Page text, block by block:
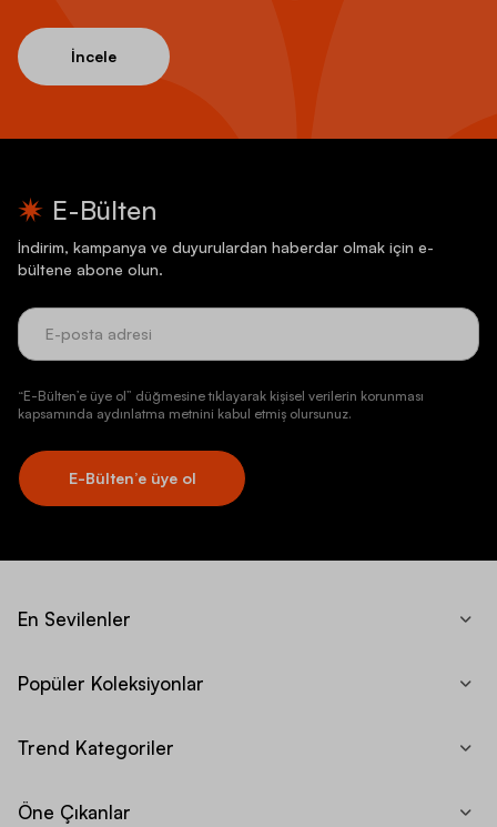
İncele
E-Bülten
İndirim, kampanya ve duyurulardan haberdar olmak için e-
bültene abone olun.
“E-Bülten’e üye ol” düğmesine tıklayarak kişisel verilerin korunması
kapsamında aydınlatma metnini kabul etmiş olursunuz.
E-Bülten’e üye ol
En Sevilenler
Popüler Koleksiyonlar
Trend Kategoriler
Öne Çıkanlar